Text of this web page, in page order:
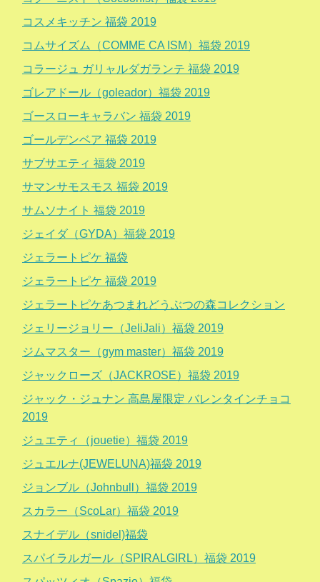
コスメキッチン 福袋 2019
コムサイズム（COMME CA ISM）福袋 2019
コラージュ ガリャルダガランテ 福袋 2019
ゴレアドール（goleador）福袋 2019
ゴースローキャラバン 福袋 2019
ゴールデンベア 福袋 2019
サブサエティ 福袋 2019
サマンサモスモス 福袋 2019
サムソナイト 福袋 2019
ジェイダ（GYDA）福袋 2019
ジェラートピケ 福袋
ジェラートピケ 福袋 2019
ジェラートピケあつまれどうぶつの森コレクション
ジェリージョリー（JeliJali）福袋 2019
ジムマスター（gym master）福袋 2019
ジャックローズ（JACKROSE）福袋 2019
ジャック・ジュナン 高島屋限定 バレンタインチョコ
2019
ジュエティ（jouetie）福袋 2019
ジュエルナ(JEWELUNA)福袋 2019
ジョンブル（Johnbull）福袋 2019
スカラー（ScoLar）福袋 2019
スナイデル（snidel)福袋
スパイラルガール（SPIRALGIRL）福袋 2019